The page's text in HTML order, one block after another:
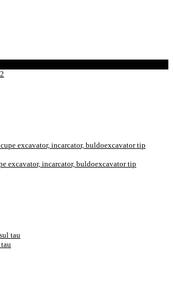
excavator, incarcator, buldoexcavator tip